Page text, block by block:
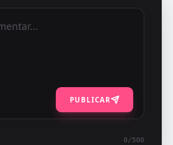
PUBLICAR
0 /500